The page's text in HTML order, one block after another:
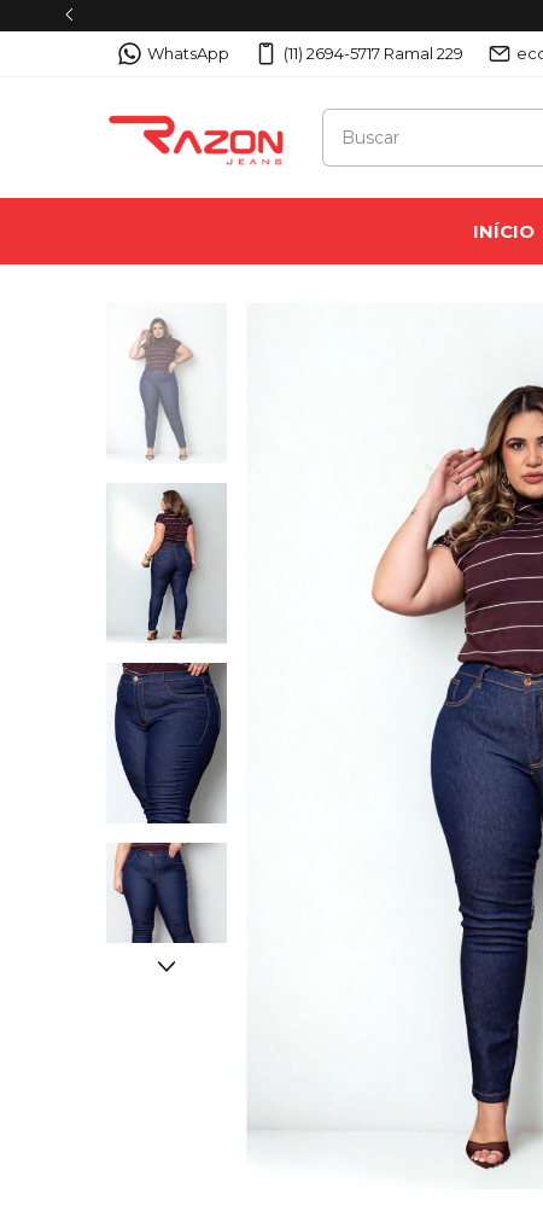
Cupom
WhatsApp (11) 2694-5717 Ramal 229
INÍCIO